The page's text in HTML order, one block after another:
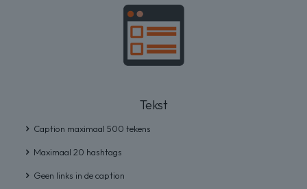
Tekst
Caption maximaal 500 tekens
Maximaal 20 hashtags
Geen links in de caption